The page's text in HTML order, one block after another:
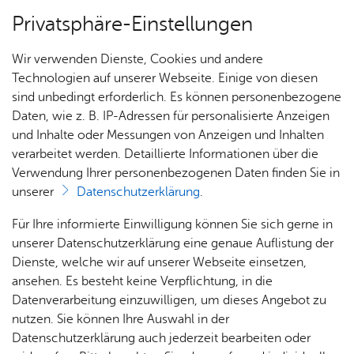
Über­sicht Bür­ger & Stadt
Rat­
haus &
Bür­
ger­
ser­vice
Rat­
häu­ser
Nach­
rich­
ten,
Vi­de­os
& Bil­
der
Me­di­
Jobs
Stel­
len­an­
ge­bo­te
Aus­bil­
dung &
Stu­di­
Bauen
& Um­
welt
Geo­
da­ten
Ge­
sund­
heit &
kum
Dienst­leis­tun­gen A–Z
Vor­le­sen
Hilfe zur Wei­ter­füh­rung des
Haus­halts be­an­tra­gen
Wenn Sie aufgrund einer Notlage Ihren Haushalt
vorübergehend nicht mehr weiterführen können – sei es
wegen Krankheit, Haft, Erholungsmaßnahmen oder auch
nach einem Todesfall – und auch keine andere Person im
Privatsphäre-Einstellungen
Wir verwenden Dienste, Cookies und andere
Technologien auf unserer Webseite. Einige von diesen
sind unbedingt erforderlich. Es können personenbezogene
Daten, wie z. B. IP-Adressen für personalisierte Anzeigen
und Inhalte oder Messungen von Anzeigen und Inhalten
verarbeitet werden. Detaillierte Informationen über die
Verwendung Ihrer personenbezogenen Daten finden Sie in
unserer
Datenschutzerklärung.
Für Ihre informierte Einwilligung können Sie sich gerne in
unserer Datenschutzerklärung eine genaue Auflistung der
Dienste, welche wir auf unserer Webseite einsetzen,
ansehen. Es besteht keine Verpflichtung, in die
Datenverarbeitung einzuwilligen, um dieses Angebot zu
nutzen. Sie können Ihre Auswahl in der
Datenschutzerklärung auch jederzeit bearbeiten oder